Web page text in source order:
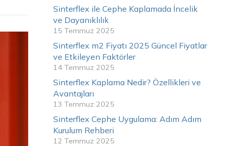
Sinterflex ile Cephe Kaplamada İncelik
ve Dayanıklılık
15 Temmuz 2025
Sinterflex m2 Fiyatı 2025 Güncel Fiyatlar
ve Etkileyen Faktörler
14 Temmuz 2025
Sinterflex Kaplama Nedir? Özellikleri ve
Avantajları
13 Temmuz 2025
Sinterflex Cephe Uygulama: Adım Adım
Kurulum Rehberi
12 Temmuz 2025